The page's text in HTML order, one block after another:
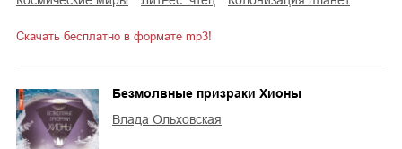
Скачать бесплатно в формате mp3!
Безмолвные призраки Хионы
Влада Ольховская